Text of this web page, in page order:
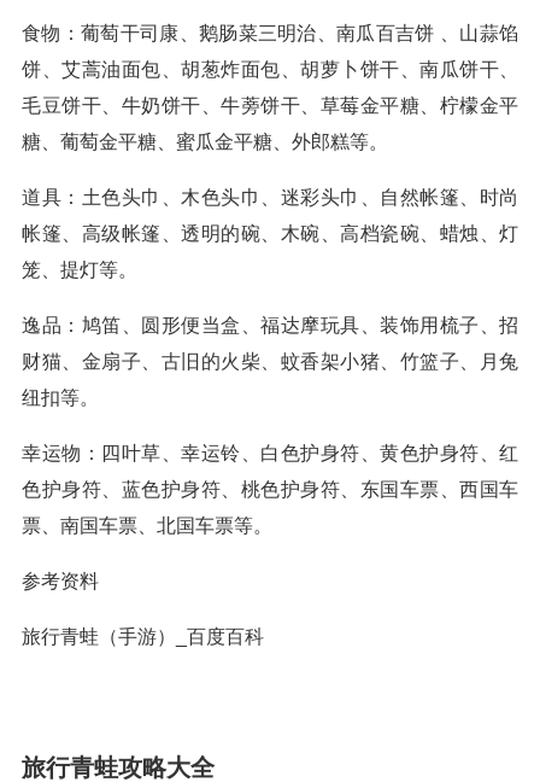
食物：葡萄干司康、鹅肠菜三明治、南瓜百吉饼 、山蒜馅
饼、艾蒿油面包、胡葱炸面包、胡萝卜饼干、南瓜饼干、
毛豆饼干、牛奶饼干、牛蒡饼干、草莓金平糖、柠檬金平
糖、葡萄金平糖、蜜瓜金平糖、外郎糕等。
道具：土色头巾、木色头巾、迷彩头巾、自然帐篷、时尚
帐篷、高级帐篷、透明的碗、木碗、高档瓷碗、蜡烛、灯
笼、提灯等。
逸品：鸠笛、圆形便当盒、福达摩玩具、装饰用梳子、招
财猫、金扇子、古旧的火柴、蚊香架小猪、竹篮子、月兔
纽扣等。
幸运物：四叶草、幸运铃、白色护身符、黄色护身符、红
色护身符、蓝色护身符、桃色护身符、东国车票、西国车
票、南国车票、北国车票等。
参考资料
旅行青蛙（手游）_百度百科
旅行青蛙攻略大全